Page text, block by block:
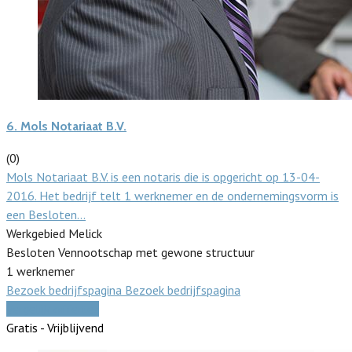
6. Mols Notariaat B.V.
(0)
Mols Notariaat B.V. is een notaris die is opgericht op 13-04-
2016. Het bedrijf telt 1 werknemer en de ondernemingsvorm is
een Besloten…
Werkgebied Melick
Besloten Vennootschap met gewone structuur
1 werknemer
Bezoek bedrijfspagina Bezoek bedrijfspagina
Gratis - Vrijblijvend